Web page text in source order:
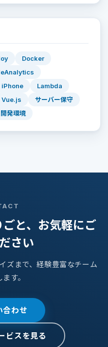
Docker
iPhone
Lambda
Vue.js
サーバー保守
開発環境
と、お気軽にご
さい
ズまで、経験豊富なチーム
す。
合わせ
ビスを見る